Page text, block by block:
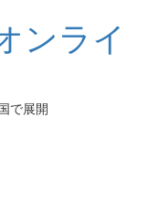
で展開